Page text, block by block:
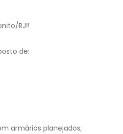
RJ‼️
de:
armários planejados;